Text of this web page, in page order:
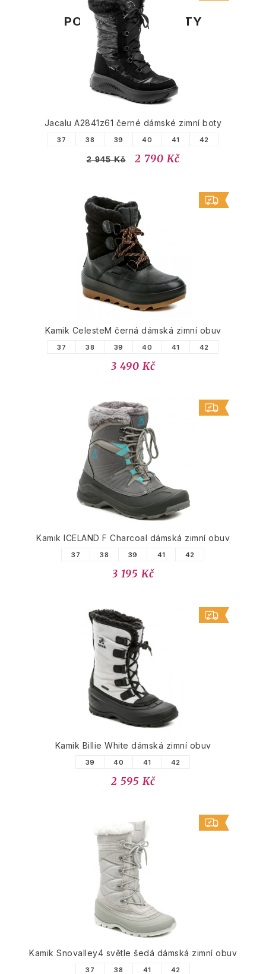
PODOBNÉ PRODUKTY
Jacalu A2841z61 černé dámské zimní boty
37 38 39 40 41 42
2 945 Kč 2 790 Kč
Kamik CelesteM černá dámská zimní obuv
37 38 39 40 41 42
3 490 Kč
Kamik ICELAND F Charcoal dámská zimní obuv
37 38 39 41 42
3 195 Kč
Kamik Billie White dámská zimní obuv
39 40 41 42
2 595 Kč
Kamik Snovalley4 světle šedá dámská zimní obuv
37 38 41 42